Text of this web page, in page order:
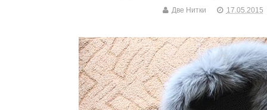
Две Нитки 17.05.2015